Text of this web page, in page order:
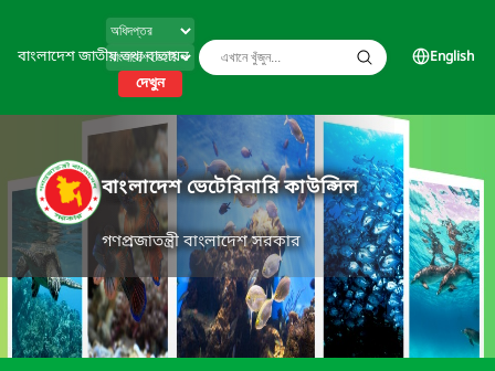
বাংলাদেশ জাতীয় তথ্য বাতায়ন
দেখুন
English
বাংলাদেশ ভেটেরিনারি কাউন্সিল
গণপ্রজাতন্ত্রী বাংলাদেশ সরকার